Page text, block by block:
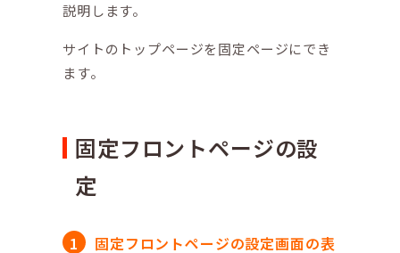
説明します。
サイトのトップページを固定ページにでき
ます。
固定フロントページの設
定
固定フロントページの設定画面の表